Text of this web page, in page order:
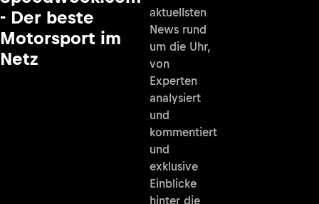
- Der beste
Motorsport im
Netz
aktuellsten
News rund
um die Uhr,
von
Experten
analysiert
und
kommentiert
und
exklusive
Einblicke
hinter die